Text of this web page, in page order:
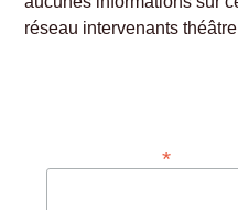
réseau intervenants
*